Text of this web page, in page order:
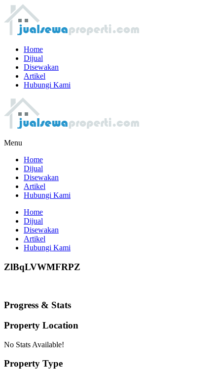
Home
Dijual
Disewakan
Artikel
Hubungi Kami
Menu
Home
Dijual
Disewakan
Artikel
Hubungi Kami
Home
Dijual
Disewakan
Artikel
Hubungi Kami
ZlBqLVWMFRPZ
Progress & Stats
Property Location
No Stats Available!
Property Type